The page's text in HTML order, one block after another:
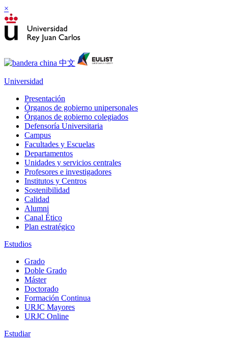
×
Universidad
Presentación
Órganos de gobierno unipersonales
Órganos de gobierno colegiados
Defensoría Universitaria
Campus
Facultades y Escuelas
Departamentos
Unidades y servicios centrales
Profesores e investigadores
Institutos y Centros
Sostenibilidad
Calidad
Alumni
Canal Ético
Plan estratégico
Estudios
Grado
Doble Grado
Máster
Doctorado
Formación Continua
URJC Mayores
URJC Online
Estudiar